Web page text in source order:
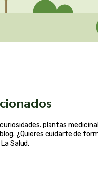
plantas
¿Quieres cuidarte de
Salud.